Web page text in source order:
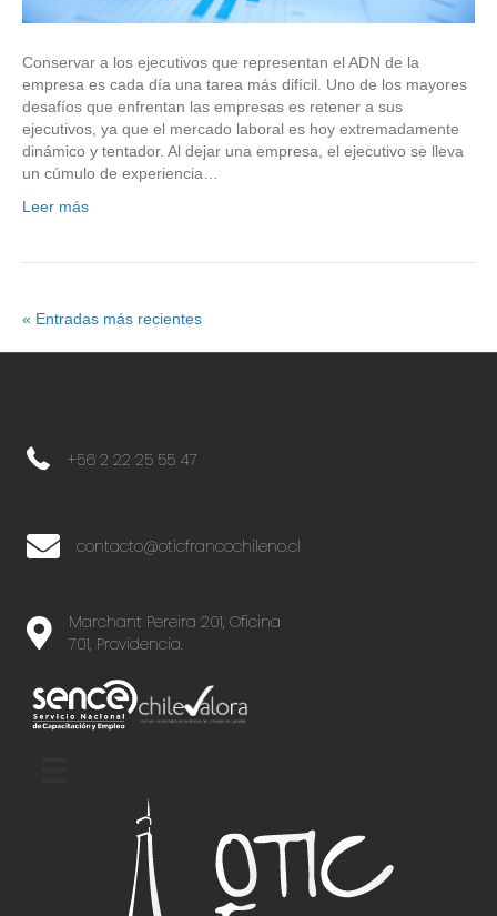
Conservar a los ejecutivos que representan el ADN de la
empresa es cada día una tarea más difícil. Uno de los mayores
desafíos que enfrentan las empresas es retener a sus
ejecutivos, ya que el mercado laboral es hoy extremadamente
dinámico y tentador. Al dejar una empresa, el ejecutivo se lleva
un cúmulo de experiencia…
Leer más
« Entradas más recientes
+56 2 22 25 55 47
+56 2 22 25 55 47
contacto@oticfrancochileno.cl
Marchant Pereira 201, Oficina
701, Providencia.